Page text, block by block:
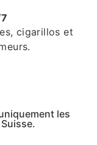
cigarillos et
les